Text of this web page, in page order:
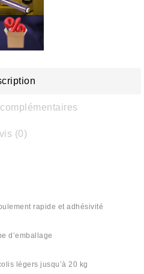
(0)
rapide et adhésivité
d’emballage
légers jusqu’à 20 kg